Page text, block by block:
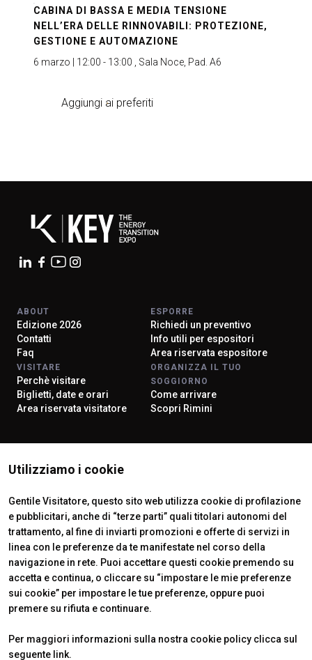
CABINA DI BASSA E MEDIA TENSIONE
NELL’ERA DELLE RINNOVABILI: PROTEZIONE,
GESTIONE E AUTOMAZIONE
6 marzo | 12:00 - 13:00 , Sala Noce, Pad. A6
Aggiungi ai preferiti
Utilizziamo i cookie
Gentile Visitatore, questo sito web utilizza cookie di profilazione
e pubblicitari, anche di “terze parti” quali titolari autonomi del
trattamento, al fine di inviarti promozioni e offerte di servizi in
linea con le preferenze da te manifestate nel corso della
navigazione in rete. Puoi accettare questi cookie premendo su
accetta e continua, o cliccare su “impostare le mie preferenze
sui cookie” per impostare le tue preferenze, oppure puoi
premere su rifiuta e continuare.
Per maggiori informazioni sulla nostra cookie policy clicca sul
seguente link.
ABOUT
Edizione 2026
Contatti
Faq
ESPORRE
Richiedi un preventivo
Info utili per espositori
Area riservata espositore
VISITARE
Perchè visitare
Biglietti, date e orari
Area riservata visitatore
ORGANIZZA IL TUO
SOGGIORNO
Come arrivare
Scopri Rimini
ISTITUTI CERTIFICATORI